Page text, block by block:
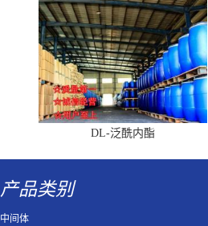
DL-泛酰内酯
产品类别
中间体